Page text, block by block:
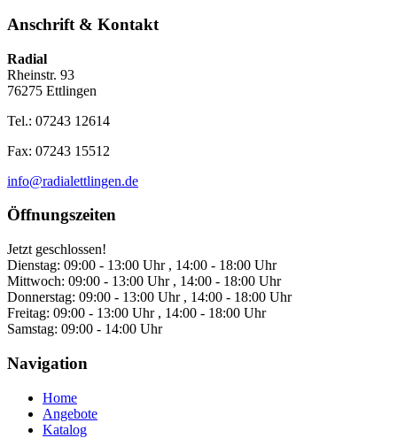
Anschrift & Kontakt
Radial
Rheinstr. 93
76275 Ettlingen
Tel.: 07243 12614
Fax: 07243 15512
info@radialettlingen.de
Öffnungszeiten
Jetzt geschlossen!
Dienstag: 09:00 - 13:00 Uhr , 14:00 - 18:00 Uhr
Mittwoch: 09:00 - 13:00 Uhr , 14:00 - 18:00 Uhr
Donnerstag: 09:00 - 13:00 Uhr , 14:00 - 18:00 Uhr
Freitag: 09:00 - 13:00 Uhr , 14:00 - 18:00 Uhr
Samstag: 09:00 - 14:00 Uhr
Navigation
Home
Angebote
Katalog